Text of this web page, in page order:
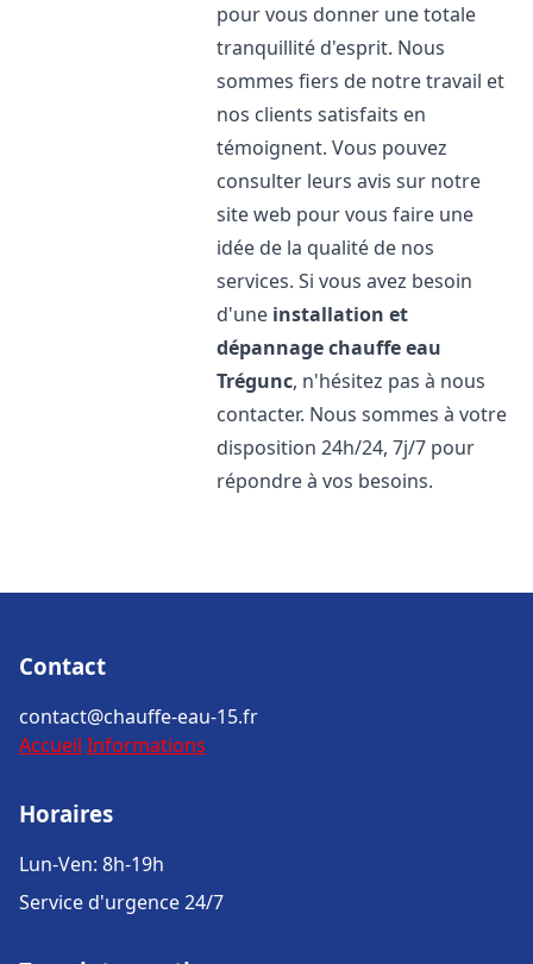
pour vous donner une totale
tranquillité d'esprit. Nous
sommes fiers de notre travail et
nos clients satisfaits en
témoignent. Vous pouvez
consulter leurs avis sur notre
site web pour vous faire une
idée de la qualité de nos
services. Si vous avez besoin
d'une installation et
dépannage chauffe eau
Trégunc, n'hésitez pas à nous
contacter. Nous sommes à votre
disposition 24h/24, 7j/7 pour
répondre à vos besoins.
Contact
contact@chauffe-eau-15.fr
Accueil Informations
Horaires
Lun-Ven: 8h-19h
Service d'urgence 24/7